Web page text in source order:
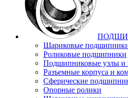
Шариковые
Роликовые подшипники
Подшипниковые узлы и
Разъемные корпуса и
Сферические
Опорные ролики